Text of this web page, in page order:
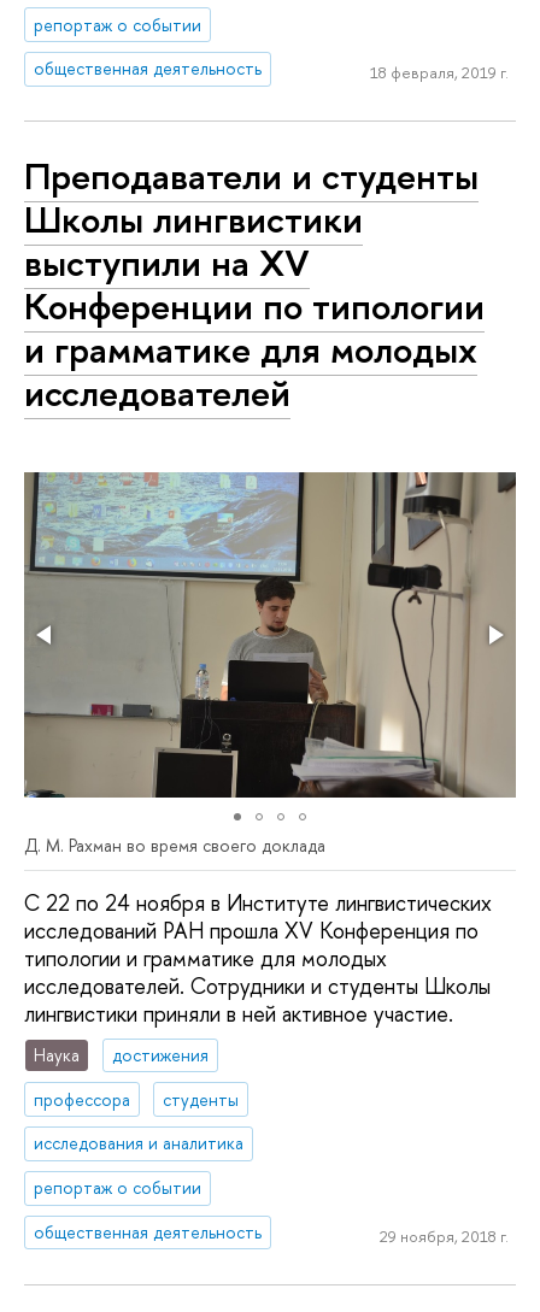
репортаж о событии
общественная деятельность
18 февраля, 2019 г.
Пре­по­да­ва­те­ли и студенты
Школы лингвистики
выступили на XV
Конференции по типологии
и грамматике для молодых
ис­сле­до­ва­те­лей
Д. М. Рахман во время своего доклада
С 22 по 24 ноября в Институте лингвистических
исследований РАН прошла XV Конференция по
типологии и грамматике для молодых
исследователей. Сотрудники и студенты Школы
лингвистики приняли в ней активное участие.
Наука
достижения
профессора
студенты
исследования и аналитика
репортаж о событии
общественная деятельность
29 ноября, 2018 г.